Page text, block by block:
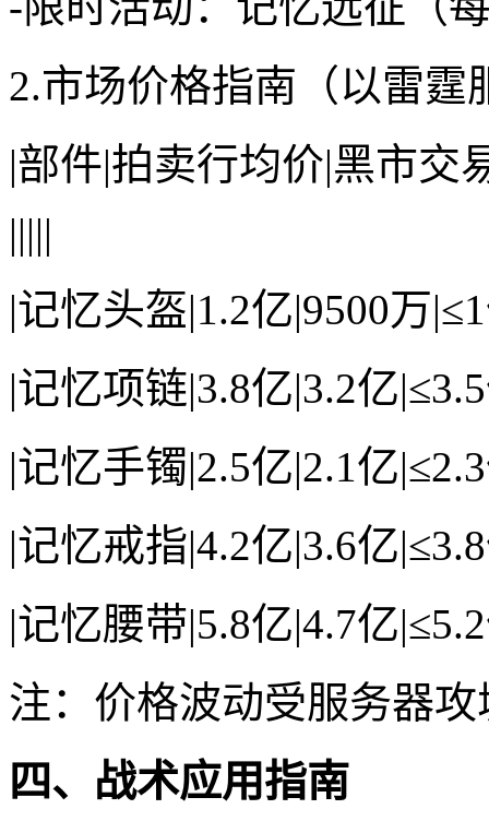
2.市场价格指南（以雷霆
|部件|拍卖行均价|黑市交
|||||
|记忆头盔|1.2亿|9500万
|记忆项链|3.8亿|3.2亿
|记忆手镯|2.5亿|2.1亿
|记忆戒指|4.2亿|3.6亿
|记忆腰带|5.8亿|4.7亿
注：价格波动受服务器
四、战术应用指南